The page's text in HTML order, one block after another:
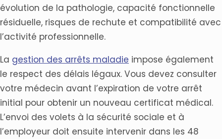
évolution de la pathologie, capacité fonctionnelle
résiduelle, risques de rechute et compatibilité avec
l’activité professionnelle.
La gestion des arrêts maladie impose également
le respect des délais légaux. Vous devez consulter
votre médecin avant l’expiration de votre arrêt
initial pour obtenir un nouveau certificat médical.
L’envoi des volets à la sécurité sociale et à
l’employeur doit ensuite intervenir dans les 48